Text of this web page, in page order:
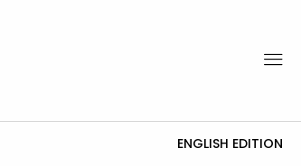
ENGLISH EDITION